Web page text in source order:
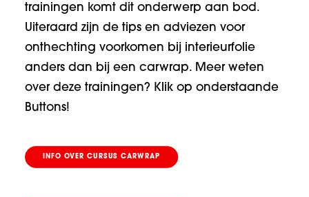
trainingen komt dit onderwerp aan bod.
Uiteraard zijn de tips en adviezen voor
onthechting voorkomen bij interieurfolie
anders dan bij een carwrap. Meer weten
over deze trainingen? Klik op onderstaande
Buttons!
INFO OVER CURSUS CARWRAP